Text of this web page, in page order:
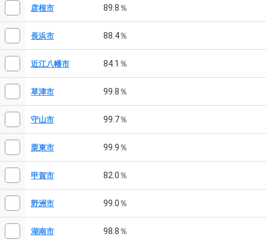
彦根市 89.8％
長浜市 88.4％
近江八幡市 84.1％
草津市 99.8％
守山市 99.7％
栗東市 99.9％
甲賀市 82.0％
野洲市 99.0％
湖南市 98.8％